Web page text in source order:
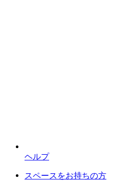
ヘルプ
スペースをお持ちの方